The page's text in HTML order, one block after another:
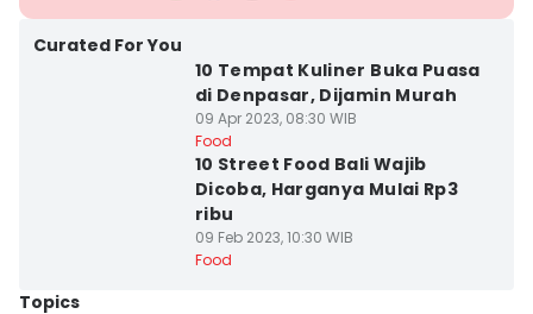
Curated For You
10 Tempat Kuliner Buka Puasa
di Denpasar, Dijamin Murah
09 Apr 2023, 08:30 WIB
Food
10 Street Food Bali Wajib
Dicoba, Harganya Mulai Rp3
ribu
09 Feb 2023, 10:30 WIB
Food
Topics